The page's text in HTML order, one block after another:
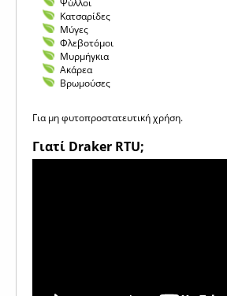
Ψύλλοι
Κατσαρίδες
Μύγες
Φλεβοτόμοι
Μυρμήγκια
Ακάρεα
Βρωμούσες
Για μη φυτοπροστατευτική χρήση.
Γιατί Draker RTU;